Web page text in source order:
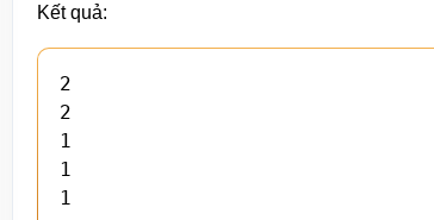
Kết quả:
2
2
1
1
1